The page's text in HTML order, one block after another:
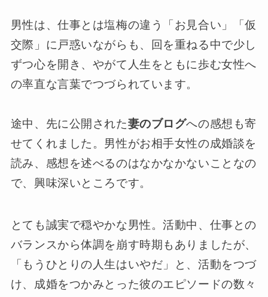
男性は、仕事とは塩梅の違う「お見合い」「仮
交際」に戸惑いながらも、回を重ねる中で少し
ずつ心を開き、やがて人生をともに歩む女性へ
の率直な言葉でつづられています。
途中、先に公開された妻のブログへの感想も寄
せてくれました。男性がお相手女性の成婚談を
読み、感想を述べるのはなかなかないことなの
で、興味深いところです。
とても誠実で穏やかな男性。活動中、仕事との
バランスから体調を崩す時期もありましたが、
「もうひとりの人生はいやだ」と、活動をつづ
け、成婚をつかみとった彼のエピソードの数々